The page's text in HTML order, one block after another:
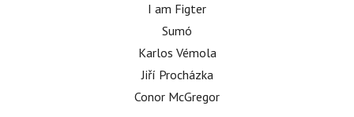
I am Figter
Sumó
Karlos Vémola
Jiří Procházka
Conor McGregor